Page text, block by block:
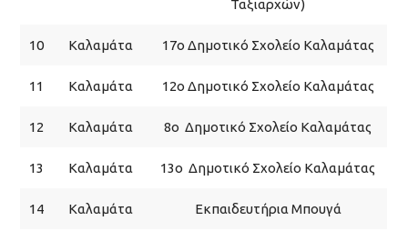
Ταξιαρχών)
10 Καλαμάτα 17ο Δημοτικό Σχολείο Καλαμάτας
11 Καλαμάτα 12ο Δημοτικό Σχολείο Καλαμάτας
12 Καλαμάτα 8ο Δημοτικό Σχολείο Καλαμάτας
13 Καλαμάτα 13ο Δημοτικό Σχολείο Καλαμάτας
14 Καλαμάτα Εκπαιδευτήρια Μπουγά